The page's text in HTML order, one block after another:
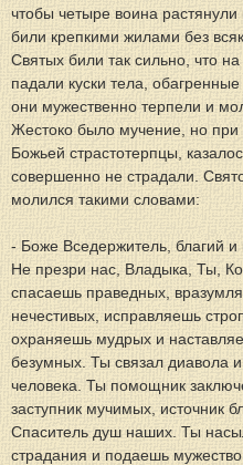
чтобы четыре воина растянули
били крепкими жилами без
Святых били так сильно, что
падали куски тела,
они мужественно терпели и
Жестоко было мучение, но
Божьей страстотерпцы,
совершенно не страдали.
молился такими словами:
- Боже Вседержитель, благий и
Не презри нас, Владыка, Ты,
спасаешь праведных,
нечестивых, исправляешь
охраняешь мудрых и
безумных. Ты связал диавола
человека. Ты помощник
заступник мучимых, источник
Спаситель душ наших. Ты
страдания и подаешь